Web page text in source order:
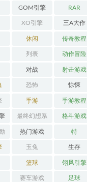
GOM引擎 RAR
XO引擎 三A大作
休闲 传奇教程
列表 动作冒险
对战 射击游戏
恐怖 惊悚
手游 手游教程
最终幻想系
列
格斗游戏
热门游戏 特
玉兔 生存
篮球 翎风引擎
赛车游戏 足球